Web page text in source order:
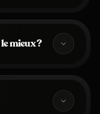
mieux ?